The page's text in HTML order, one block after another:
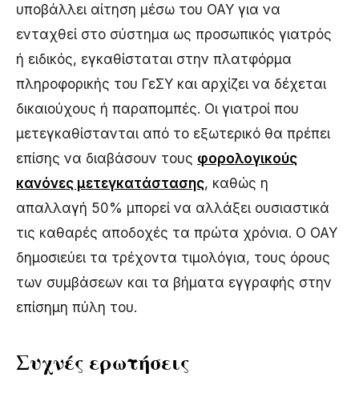
υποβάλλει αίτηση μέσω του ΟΑΥ για να
ενταχθεί στο σύστημα ως προσωπικός γιατρός
ή ειδικός, εγκαθίσταται στην πλατφόρμα
πληροφορικής του ΓεΣΥ και αρχίζει να δέχεται
δικαιούχους ή παραπομπές. Οι γιατροί που
μετεγκαθίστανται από το εξωτερικό θα πρέπει
επίσης να διαβάσουν τους φορολογικούς
κανόνες μετεγκατάστασης, καθώς η
απαλλαγή 50% μπορεί να αλλάξει ουσιαστικά
τις καθαρές αποδοχές τα πρώτα χρόνια. Ο ΟΑΥ
δημοσιεύει τα τρέχοντα τιμολόγια, τους όρους
των συμβάσεων και τα βήματα εγγραφής στην
επίσημη πύλη του.
Συχνές ερωτήσεις